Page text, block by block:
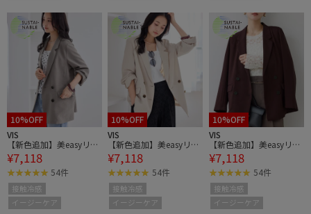
10%OFF
VIS
【新色追加】美easyリネ
ンライクテーラードジャ
ケット/イージーケア・
接触冷感・セットアップ
対応
¥7,118
54件
接触冷感
イージーケア
10%OFF
VIS
【新色追加】美easyリネ
ンライクテーラードジャ
ケット/イージーケア・
接触冷感・セットアップ
対応
¥7,118
54件
接触冷感
イージーケア
10%OFF
VIS
【新色追加】美easyリネ
ンライクテーラードジャ
ケット/イージーケア・
接触冷感・セットアップ
対応
¥7,118
54件
接触冷感
イージーケア